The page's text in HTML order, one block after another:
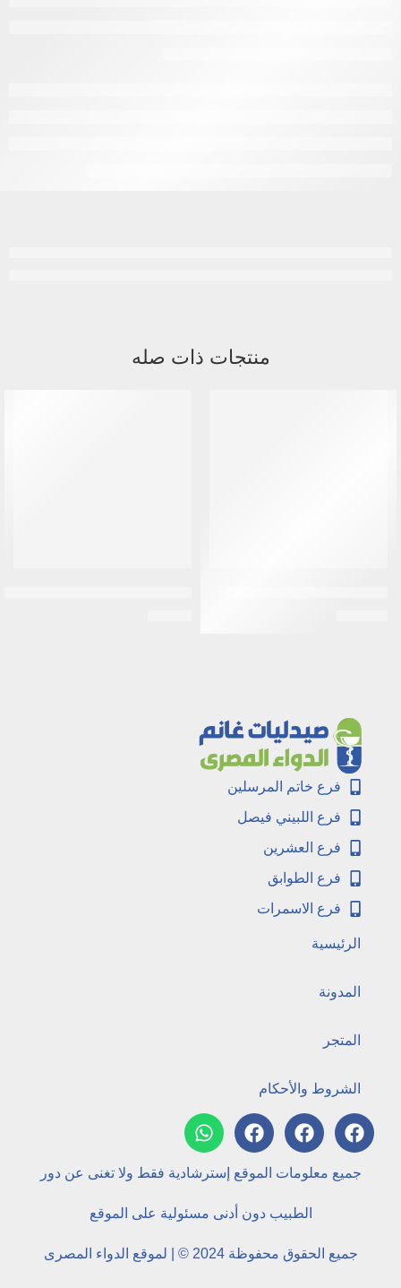
منتجات ذات صله
فرع خاتم المرسلين
فرع اللبيني فيصل
فرع العشرين
فرع الطوابق
فرع الاسمرات
الرئيسية
المدونة
المتجر
الشروط والأحكام
جميع معلومات الموقع إسترشادية فقط ولا تغنى عن دور
الطبيب دون أدنى مسئولية على الموقع
جميع الحقوق محفوظة 2024 © | لموقع الدواء المصرى